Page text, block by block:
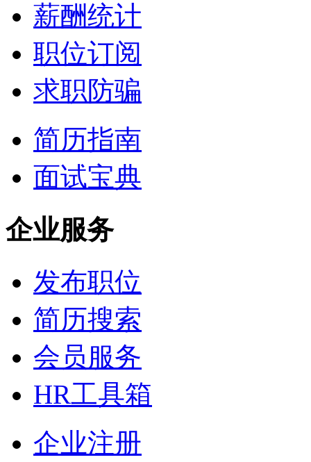
薪酬统计
职位订阅
求职防骗
简历指南
面试宝典
企业服务
发布职位
简历搜索
会员服务
HR工具箱
企业注册